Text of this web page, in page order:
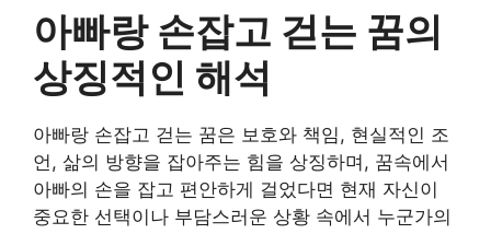
아빠랑 손잡고 걷는 꿈의
상징적인 해석
아빠랑 손잡고 걷는 꿈은 보호와 책임, 현실적인 조
언, 삶의 방향을 잡아주는 힘을 상징하며, 꿈속에서
아빠의 손을 잡고 편안하게 걸었다면 현재 자신이
중요한 선택이나 부담스러운 상황 속에서 누군가의